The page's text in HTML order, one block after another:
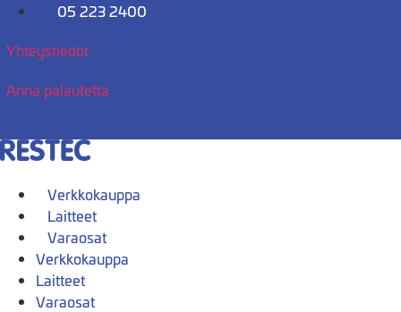
Mene
05 223 2400
Yhteystiedot
Anna palautetta
Verkkokauppa
Laitteet
Varaosat
Verkkokauppa
Laitteet
Varaosat